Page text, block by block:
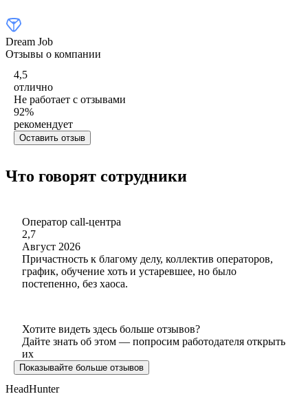
Dream Job
Отзывы о компании
4,5
отлично
Не работает с отзывами
92%
рекомендует
Оставить отзыв
Что говорят сотрудники
Оператор call-центра
2,7
Август 2026
Причастность к благому делу, коллектив операторов,
график, обучение хоть и устаревшее, но было
постепенно, без хаоса.
Хотите видеть здесь больше отзывов?
Дайте знать об этом — попросим работодателя открыть
их
Показывайте больше отзывов
HeadHunter